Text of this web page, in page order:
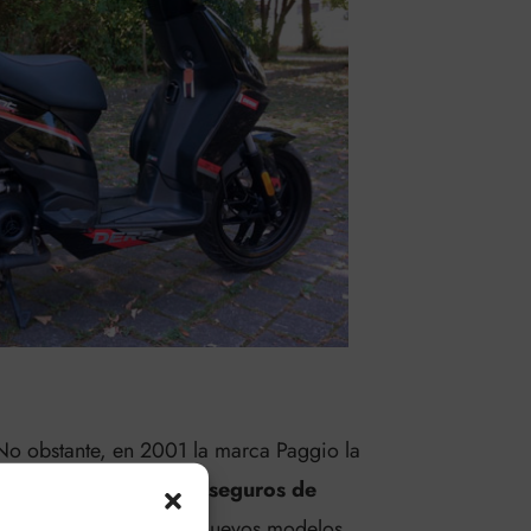
obstante, en 2001 la marca Paggio la
así que los seguros de